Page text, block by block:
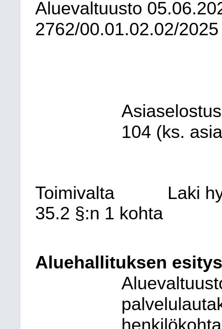
Aluevaltuusto
2762/00.01.02.02/2025
104 (ks.
Toimivalta
Laki
35.2 §:n 1 kohta
Aluehallituksen